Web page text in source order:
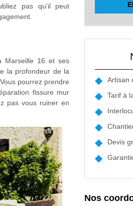
pas qu'il peut
Marseille 16 et ses
la profondeur de la
pourrez prendre
fissure mur
pas vous ruiner en
Artisan
Tarif à
Devis
Nos